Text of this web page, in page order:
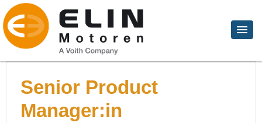
Senior Product
Manager:in